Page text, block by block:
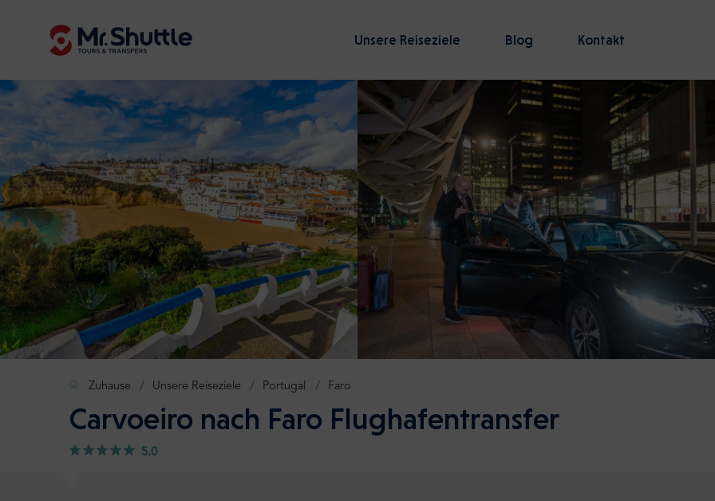
Unsere Reiseziele Blog Kontakt
Zuhause Unsere Reiseziele Portugal Faro
Carvoeiro nach Faro Flughafentransfer
5.0